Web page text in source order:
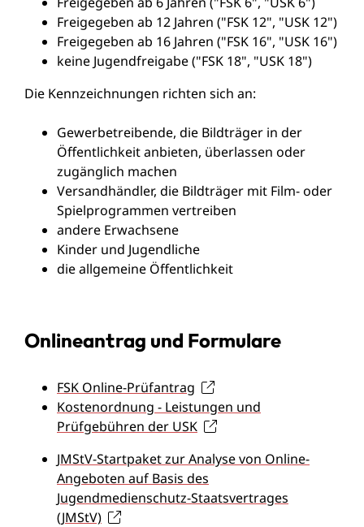
Freigegeben ab 12 Jahren ("FSK 12", "USK 12")
Freigegeben ab 16 Jahren ("FSK 16", "USK 16")
keine Jugendfreigabe ("FSK 18", "USK 18")
Die Kennzeichnungen richten sich an:
Gewerbetreibende, die Bildträger in der
Öffentlichkeit anbieten, überlassen oder
zugänglich machen
Versandhändler, die Bildträger mit Film- oder
Spielprogrammen vertreiben
andere Erwachsene
Kinder und Jugendliche
die allgemeine Öffentlichkeit
Onlineantrag und Formulare
FSK Online-Prüfantrag
Kostenordnung - Leistungen und
Prüfgebühren der USK
JMStV-Startpaket zur Analyse von Online-
Angeboten auf Basis des
Jugendmedienschutz-Staatsvertrages
(JMStV)